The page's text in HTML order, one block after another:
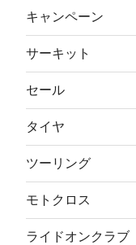
キャンペーン
サーキット
セール
タイヤ
ツーリング
モトクロス
ライドオンクラブ